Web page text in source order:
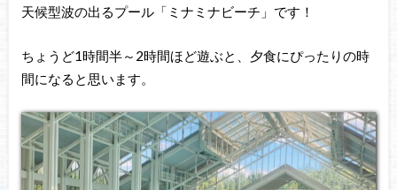
天候型波の出るプール「ミナミナビーチ」です！
ちょうど1時間半～2時間ほど遊ぶと、夕食にぴったりの時
間になると思います。